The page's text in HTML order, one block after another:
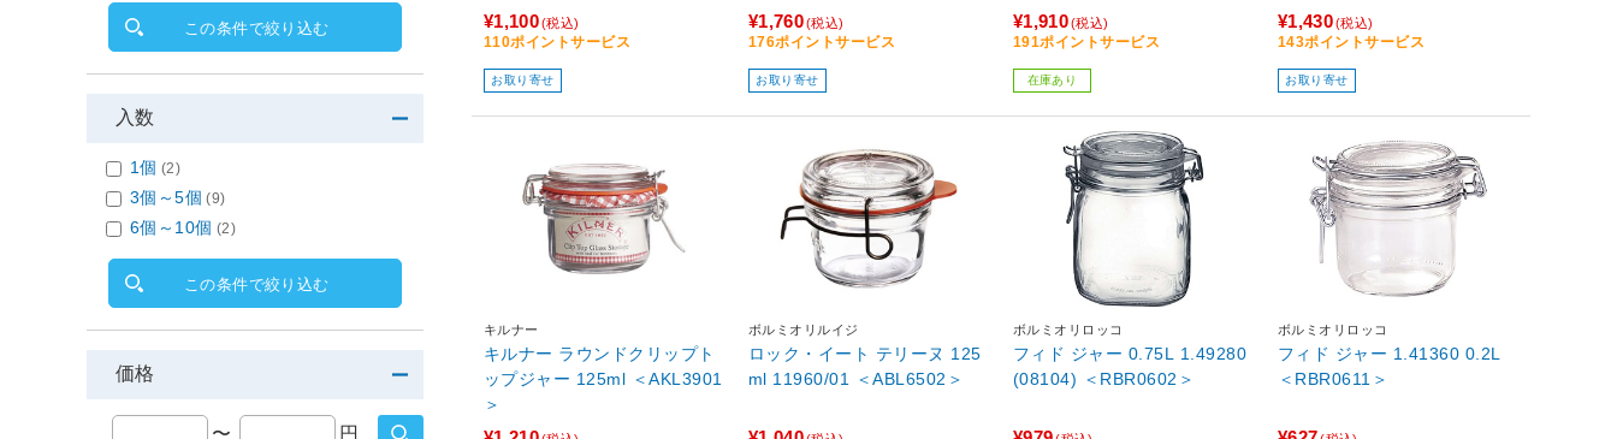
¥1,100(税込)
110ポイントサービス
お取り寄せ
¥1,760(税込)
176ポイントサービス
お取り寄せ
¥1,910(税込)
191ポイントサービス
在庫あり
¥1,430(税込)
143ポイントサービス
お取り寄せ
キルナー
キルナー ラウンドクリップト
ップジャー 125ml ＜AKL3901
＞
ボルミオリルイジ
ロック・イート テリーヌ 125
ml 11960/01 ＜ABL6502＞
ボルミオリロッコ
フィド ジャー 0.75L 1.49280
(08104) ＜RBR0602＞
ボルミオリロッコ
フィド ジャー 1.41360 0.2L
＜RBR0611＞
この条件で絞り込む
入数
1個 (2)
3個～5個 (9)
6個～10個 (2)
この条件で絞り込む
価格
〜 円